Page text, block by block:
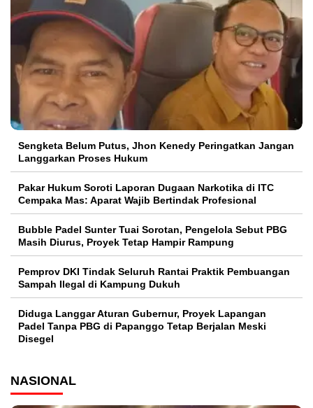
Sengketa Belum Putus, Jhon Kenedy Peringatkan Jangan
Langgarkan Proses Hukum
Pakar Hukum Soroti Laporan Dugaan Narkotika di ITC
Cempaka Mas: Aparat Wajib Bertindak Profesional
Bubble Padel Sunter Tuai Sorotan, Pengelola Sebut PBG
Masih Diurus, Proyek Tetap Hampir Rampung
Pemprov DKI Tindak Seluruh Rantai Praktik Pembuangan
Sampah Ilegal di Kampung Dukuh
Diduga Langgar Aturan Gubernur, Proyek Lapangan
Padel Tanpa PBG di Papanggo Tetap Berjalan Meski
Disegel
NASIONAL